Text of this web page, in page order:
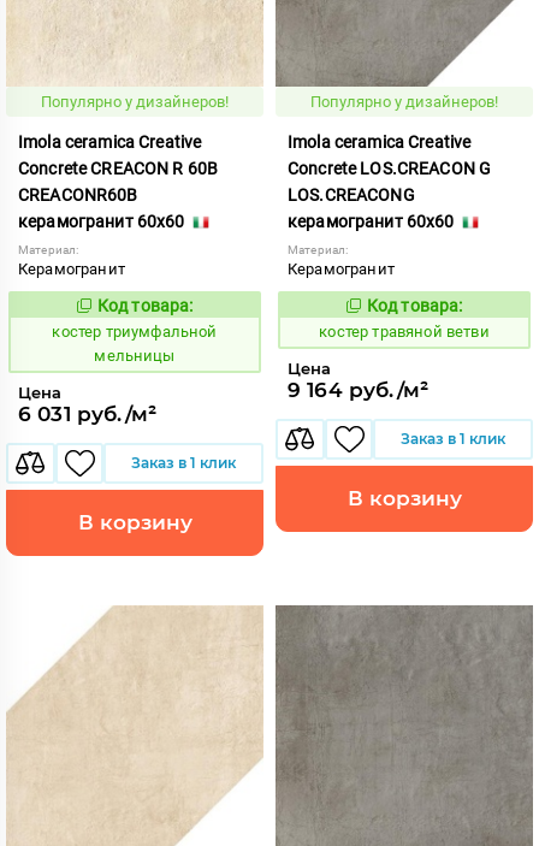
Популярно у дизайнеров!
Imola ceramica Creative
Concrete CREACON R 60B
CREACONR60B
керамогранит 60x60
Материал:
Керамогранит
809924
Код товара:
костер триумфальной
мельницы
Цена
6 031 руб./м²
Заказ в 1 клик
В корзину
Популярно у дизайнеров!
Imola ceramica Creative
Concrete LOS.CREACON G
LOS.CREACONG
керамогранит 60x60
Материал:
Керамогранит
809759
Код товара:
костер травяной ветви
Цена
9 164 руб./м²
Заказ в 1 клик
В корзину